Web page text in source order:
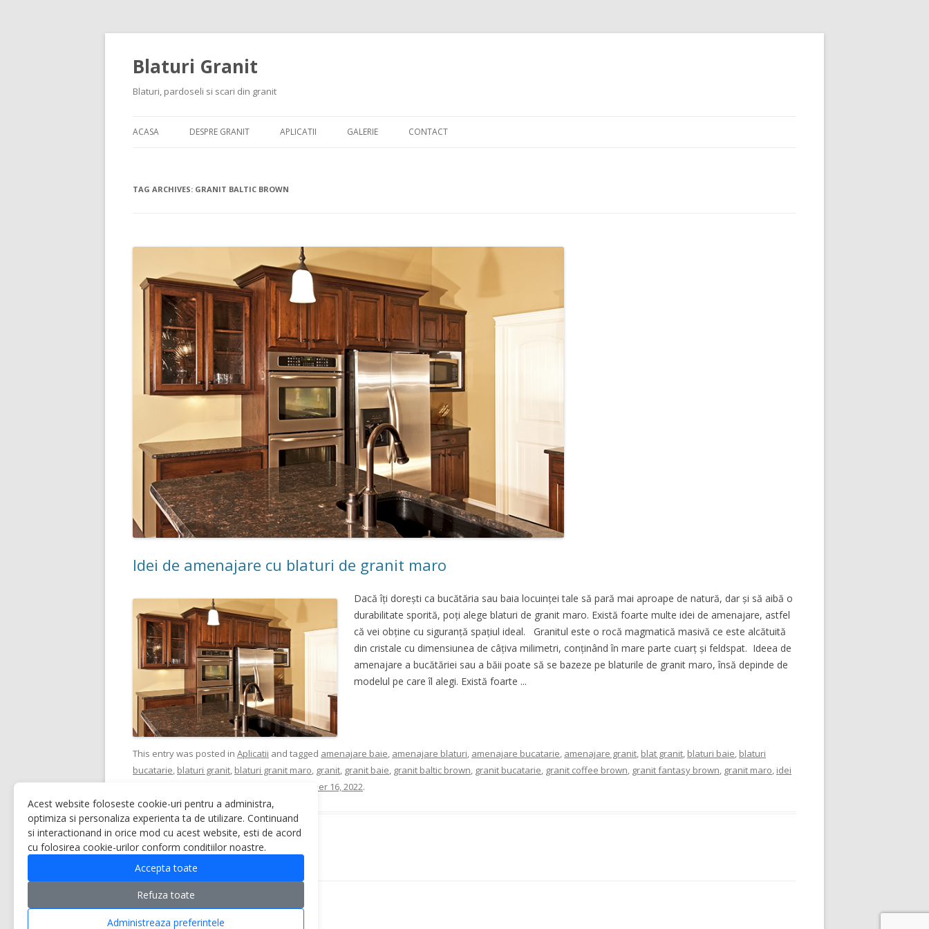
Acest website foloseste cookie-uri pentru a administra,
optimiza si personaliza experienta ta de utilizare. Continuand
si interactionand in orice mod cu acest website, esti de acord
cu folosirea cookie-urilor conform conditiilor noastre.
Accepta toate
Refuza toate
Administreaza preferintele
Blaturi Granit
Blaturi, pardoseli si scari din granit
ACASA DESPRE GRANIT APLICATII GALERIE CONTACT
TAG ARCHIVES: GRANIT BALTIC BROWN
Idei de amenajare cu blaturi de granit maro
Dacă îți dorești ca bucătăria sau baia locuinței tale să pară mai aproape de natură, dar și să aibă o
durabilitate sporită, poți alege blaturi de granit maro. Există foarte multe idei de amenajare, astfel
că vei obține cu siguranță spațiul ideal. Granitul este o rocă magmatică masivă ce este alcătuită
din cristale cu dimensiunea de câțiva milimetri, conținând în mare parte cuarț și feldspat. Ideea de
amenajare a bucătăriei sau a băii poate să se bazeze pe blaturile de granit maro, însă depinde de
modelul pe care îl alegi. Există foarte ...
This entry was posted in Aplicatii and tagged amenajare baie, amenajare blaturi, amenajare bucatarie, amenajare granit, blat granit, blaturi baie, blaturi
bucatarie, blaturi granit, blaturi granit maro, granit, granit baie, granit baltic brown, granit bucatarie, granit coffee brown, granit fantasy brown, granit maro, idei
September 16, 2022.
Proudly powered by WordPress